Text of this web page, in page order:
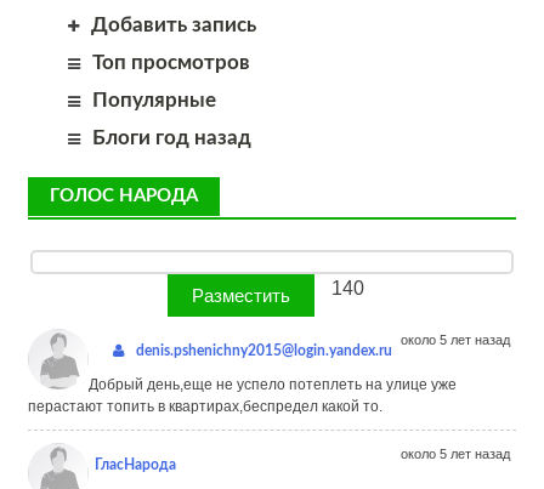
Добавить запись
Топ просмотров
Популярные
Блоги год назад
ГОЛОС НАРОДА
140
denis.pshenichny2015@login.yandex.ru
около 5 лет назад
Добрый день,еще не успело потеплеть на улице уже
перастают топить в квартирах,беспредел какой то.
ГласНарода
около 5 лет назад